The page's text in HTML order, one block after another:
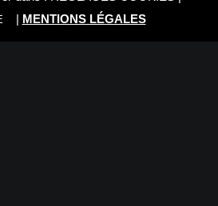
matériel photo traditionnel ou les
| MENTIONS LÉGALES